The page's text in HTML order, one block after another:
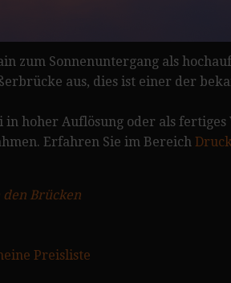
zum Sonnenuntergang als
aus, dies ist einer der
hoher Auflösung oder als
Erfahren Sie im Bereich
Brücken
Preisliste